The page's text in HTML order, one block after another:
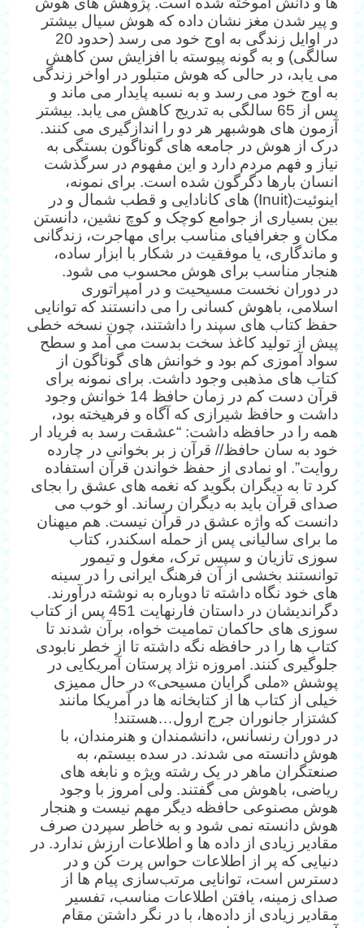
و پیر شدن مغز نشان داده که هوش سیال بیشتر
در اوایل زندگی به اوج خود می رسد (حدود 20
سالگی) و به گونه پیوسته با افزایش سن کاهش
می یابد، در حالی که هوش متبلور در اواخر زندگی
به اوج خود می رسد و به نسبه پایدار می ماند و
پس از 65 سالگی به تدریج کاهش می یابد. بیشتر
آزمون های هوش‎بهر هر دو را اندازگیری می کنند.
درک از هوش در جامعه های گوناگون بستگی به
نیاز و فهم مردم دارد و این مفهوم در سرگذشت
انسان بارها دگرگون شده است. برای نمونه،
اینوئیت(Inuit) های کانادایی و قطب شمال و در
بین بسیاری از جوامع کوچک و کوچ نشین، دانستن
مکان و جغرافیای مناسب برای مهاجرت، زندگانی
و ماندگاری، یا موفقیت در شکار با ابزار ساده،
هنجار مناسب برای هوش محسوب می شود.
در دوران نخست مسیحیت و در امپراتوری
اسلامی، باهوش کسانی را می دانستند که توانایی
حفظ کتاب های سپند را داشتند، چون نسخه خطی
پیش از تولید کاغذ سخت بدست می آمد و سطح
سواد آموزی کم بود و خوانش های گوناگون از
کتاب های مذهبی وجود داشت. برای نمونه برای
قرآن دست کم در زمان حافظ 14 خوانش وجود
داشت و حافظ شیرازی که آگاه و فرهیخته بود،
همه را در حافظه داشت: “عشقت رسد به فریاد ار
خود به سان حافظ// قرآن ز بر بخوانی در چارده
روایت”. او نمادی از حفظ خواندن قرآن استفاده
کرد تا به دیگران بگوید که نغمه های عشق را بجای
صدای قرآن باید به دیگران رساند. او خوب می
دانست که واژه عشق در قرآن نیست. هم میهنان
ما برای سالیانی پس از حمله اسکندر، کتاب
سوزی تازیان و سپس ترک، مغول و تیمور
توانستند بخشی از آن فرهنگ ایرانی را در سینه
های خود نگاه داشته تا دوباره به نوشته درآورند.
دگراندیشان در داستان فارنهایت 451 پس از کتاب
سوزی های حاکمان تمامیت خواه، برآن شدند تا
کتاب ها را در حافظه نگه داشته تا از خطر نابودی
جلوگیری کنند. امروزه نژاد پرستان آمریکایی در
پوشش «ملی گرایان مسیحی» در حال ممیزی
خیلی از کتاب ها از کتابخانه ها در آمریکا مانند
کشتزار جانوران جرج ارول…هستند!
در دوران رنسانس، دانشمندان و هنرمندان، با
هوش دانسته می شدند. در سده بیستم، به
صنعتگران ماهر در یک رشته ویژه و نابغه های
ریاضی، باهوش می گفتند. ولی امروز با وجود
هوش مصنوعی حافظه دیگر مهم نیست و هنجار
هوش دانسته نمی شود و به خاطر سپردن صرف
مقادیر زیادی از داده ها و اطلاعات ارزش ندارد. در
دنیایی که پر از اطلاعات حواس پرت کن و در
دسترس است، توانایی مرتب‌سازی پیام ها از
صدای زمینه، یافتن اطلاعات مناسب، تفسیر
مقادیر زیادی از داده‌ها، با در نگر داشتن مقام